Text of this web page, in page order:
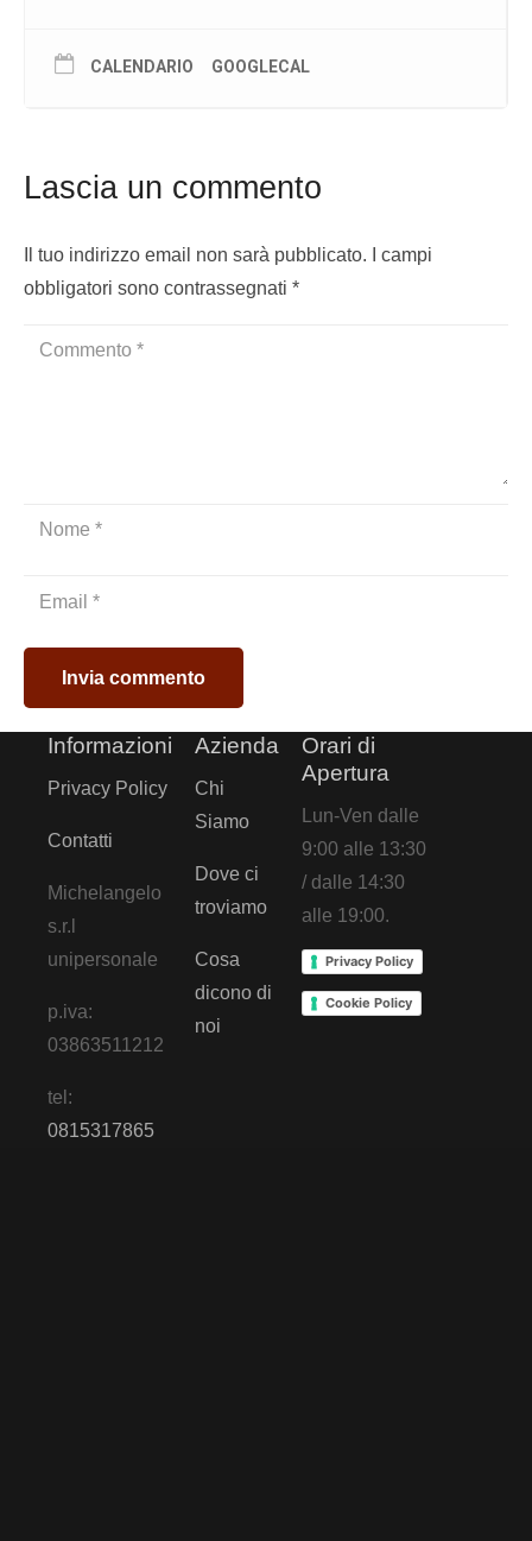
CALENDARIO GOOGLECAL
Lascia un commento
Il tuo indirizzo email non sarà pubblicato.
I campi
obbligatori sono contrassegnati *
Invia commento
Informazioni
Privacy Policy
Contatti
Michelangelo
s.r.l
unipersonale
p.iva:
03863511212
tel:
0815317865
Azienda
Chi
Siamo
Dove ci
troviamo
Cosa
dicono di
noi
Orari di
Apertura
Lun-Ven dalle
9:00 alle 13:30
/ dalle 14:30
alle 19:00.
Privacy Policy
Cookie Policy